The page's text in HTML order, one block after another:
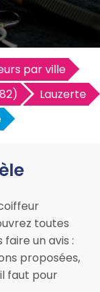
par ville
Lauzerte
toutes
un avis :
proposées,
faut pour